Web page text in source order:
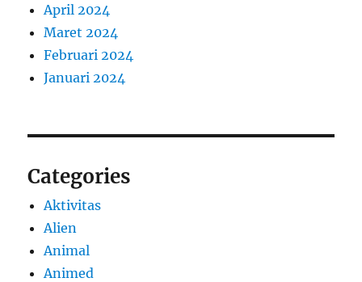
April 2024
Maret 2024
Februari 2024
Januari 2024
Categories
Aktivitas
Alien
Animal
Animed